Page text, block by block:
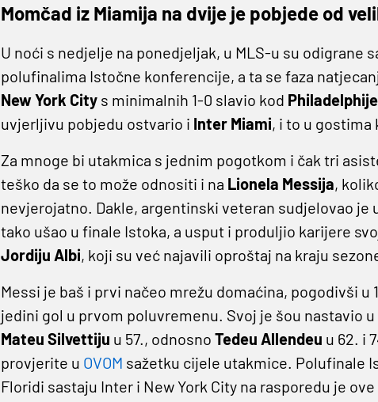
Momčad iz Miamija na dvije je pobjede od
U noći s nedjelje na ponedjeljak, u MLS-u su odigrane
polufinalima Istočne konferencije, a ta se faza
New York Citys minimalnih 1-0 slavio kod Philadelphije
uvjerljivu pobjedu ostvario i Inter Miami, i to u gostima
Za mnoge bi utakmica s jednim pogotkom i čak tri
teško da se to može odnositi i na Lionela Messija,
nevjerojatno. Dakle, argentinski veteran sudjelovao je
tako ušao u finale Istoka, a usput i produljio karijere
Jordiju Albi, koji su već najavili oproštaj na kraju
Messi je baš i prvi načeo mrežu domaćina, pogodivši u
jedini gol u prvom poluvremenu. Svoj je šou nastavio
Mateu Silvettiju u 57., odnosno Tedeu Allendeu u 62. i
provjerite u OVOM sažetku cijele utakmice. Polufinale
Floridi sastaju Inter i New York City na rasporedu je